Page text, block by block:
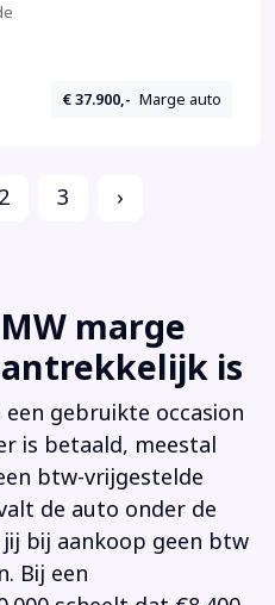
€ 37.900,- Marge auto
2 3 ›
marge
is
gebruikte occasion
is betaald, meestal
btw-vrijgestelde
de auto onder de
bij aankoop geen btw
Bij een